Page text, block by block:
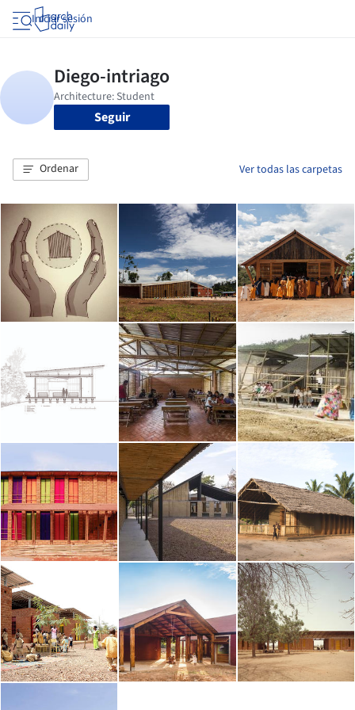
Iniciar sesión
Seguir
Ordenar Ver todas las carpetas